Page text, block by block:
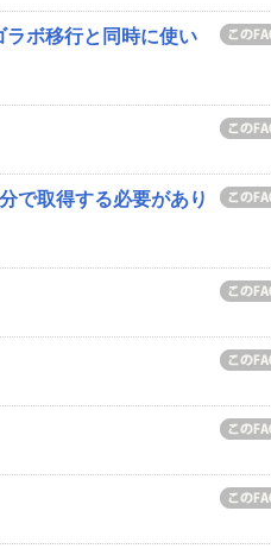
ボ移行と同時に使い
で取得する必要があり